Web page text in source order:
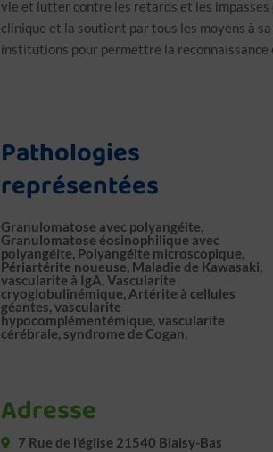
vie et lutter contre les retards et les
clinique et la soutient par tous les moyens à
institutions pour permettre la reconnaissance
Pathologies
représentées
Granulomatose avec polyangéite,
Granulomatose éosinophilique avec
polyangéite, Polyangéite microscopique,
Périartérite noueuse, Maladie de Kawasaki,
vascularite à IgA, Vascularite
cryoglobulinémique, Artérite à cellules
géantes, vascularite
hypocomplémentémique, vascularite
cérébrale, syndrome de Cogan,
Adresse
7 Rue de l’église 21540 Blaisy-Bas